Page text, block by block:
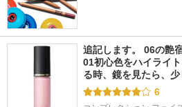
追記します。 06の艶
01初心色をハイライ
る時、鏡を見たら、
6